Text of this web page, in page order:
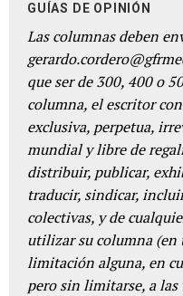
GUÍAS DE OPINIÓN
Las columnas deben
que ser de 300, 400 o
columna, el escritor
exclusiva, perpetua,
mundial y libre de
distribuir, publicar,
traducir, sindicar,
colectivas, y de
utilizar su columna (en
limitación alguna, en
pero sin limitarse, a